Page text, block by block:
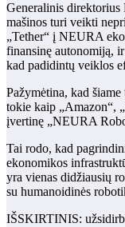
Generalinis direktorius
mašinos turi veikti
„Tether“ į NEURA
finansinę autonomiją,
kad padidintų veiklos
Pažymėtina, kad
tokie kaip „Amazon“,
įvertinę „NEURA
Tai rodo, kad
ekonomikos
yra vienas didžiausių
su humanoidinės
IŠSKIRTINIS: